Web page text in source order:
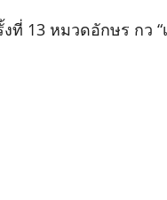
ที่ 13 หมวดอักษร กว